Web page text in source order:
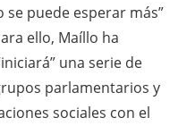
se puede esperar más”
ello, Maíllo ha
una serie de
parlamentarios y
sociales con el